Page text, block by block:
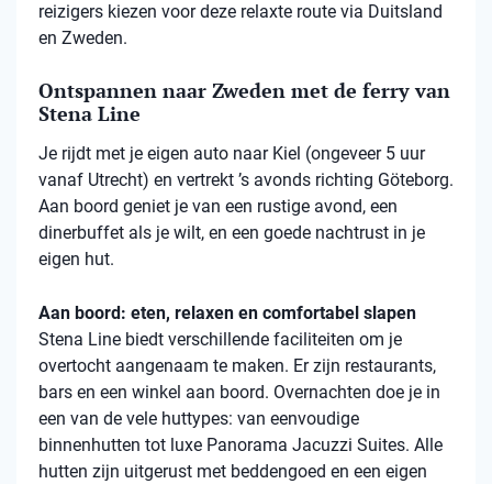
reizigers kiezen voor deze relaxte route via Duitsland
en Zweden.
Ontspannen naar Zweden met de ferry van
Stena Line
Je rijdt met je eigen auto naar Kiel (ongeveer 5 uur
vanaf Utrecht) en vertrekt ’s avonds richting Göteborg.
Aan boord geniet je van een rustige avond, een
dinerbuffet als je wilt, en een goede nachtrust in je
eigen hut.
Aan boord: eten, relaxen en comfortabel slapen
Stena Line biedt verschillende faciliteiten om je
overtocht aangenaam te maken. Er zijn restaurants,
bars en een winkel aan boord. Overnachten doe je in
een van de vele huttypes: van eenvoudige
binnenhutten tot luxe Panorama Jacuzzi Suites. Alle
hutten zijn uitgerust met beddengoed en een eigen